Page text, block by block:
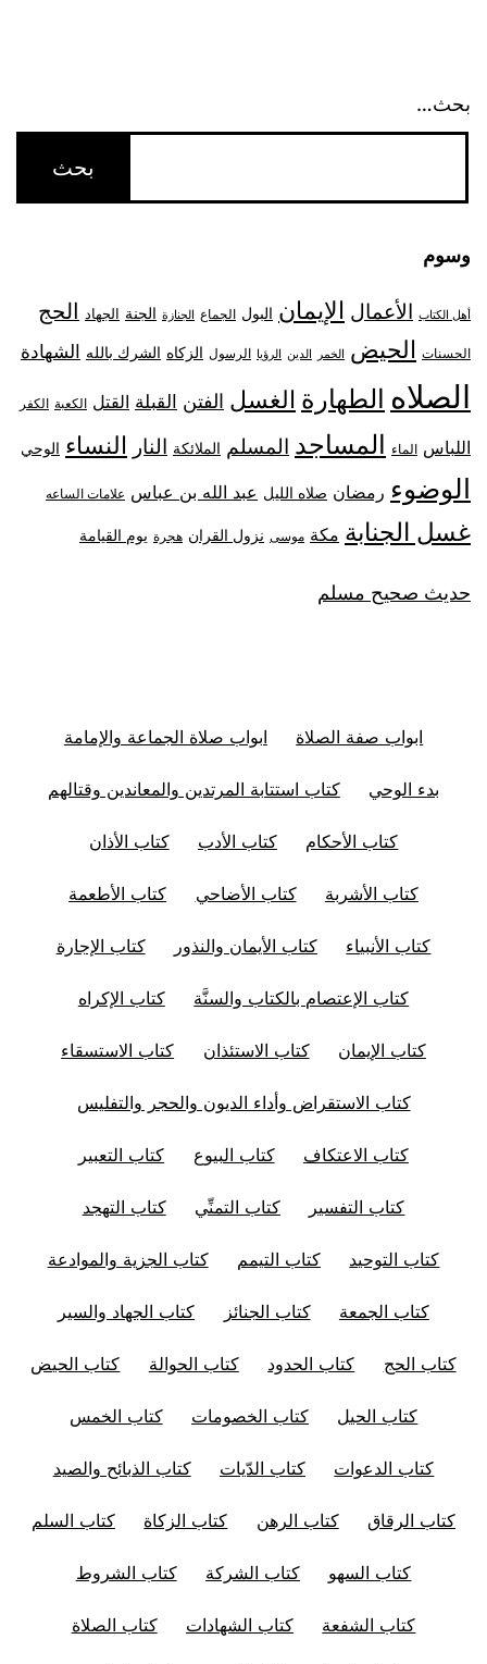
بحث…
وسوم
أهل الكتاب الأعمال الإيمان البول الجماع الجنازة الجنة الجهاد الحج
الحسنات الحيض الخمر الدين الرؤيا الرسول الزكاه الشرك بالله الشهادة
الصلاه الطهارة الغسل الفتن القبلة القتل الكعبة الكفر
اللباس الماء المساجد المسلم الملائكة النار النساء الوحي
الوضوء رمضان صلاه الليل عبد الله بن عباس علامات الساعه
غسل الجنابة مكة موسى نزول القران هجرة يوم القيامة
حديث صحيح مسلم
ابواب صفة الصلاة ابواب صلاة الجماعة والإمامة
بدء الوحي كتاب استتابة المرتدين والمعاندين وقتالهم
كتاب الأحكام كتاب الأدب كتاب الأذان
كتاب الأشربة كتاب الأضاحي كتاب الأطعمة
كتاب الأنبياء كتاب الأيمان والنذور كتاب الإجارة
كتاب الإعتصام بالكتاب والسنَّة كتاب الإكراه
كتاب الإيمان كتاب الاستئذان كتاب الاستسقاء
كتاب الاستقراض وأداء الديون والحجر والتفليس
كتاب الاعتكاف كتاب البيوع كتاب التعبير
كتاب التفسير كتاب التمنِّي كتاب التهجد
كتاب التوحيد كتاب التيمم كتاب الجزية والموادعة
كتاب الجمعة كتاب الجنائز كتاب الجهاد والسير
كتاب الحج كتاب الحدود كتاب الحوالة كتاب الحيض
كتاب الحيل كتاب الخصومات كتاب الخمس
كتاب الدعوات كتاب الدّيات كتاب الذبائح والصيد
كتاب الرقاق كتاب الرهن كتاب الزكاة كتاب السلم
كتاب السهو كتاب الشركة كتاب الشروط
كتاب الشفعة كتاب الشهادات كتاب الصلاة